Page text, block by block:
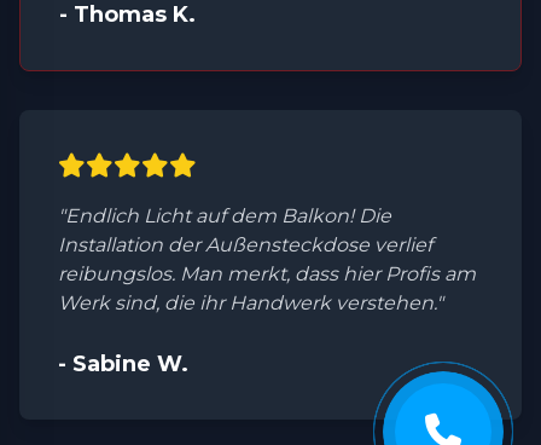
- Thomas K.
"Endlich Licht auf dem Balkon! Die
Installation der Außensteckdose verlief
reibungslos. Man merkt, dass hier Profis am
Werk sind, die ihr Handwerk verstehen."
- Sabine W.